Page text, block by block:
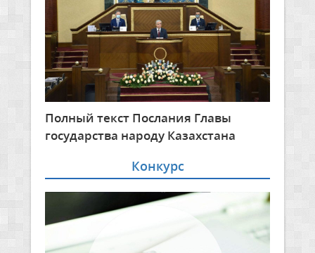
Полный текст Послания Главы
государства народу Казахстана
Конкурс